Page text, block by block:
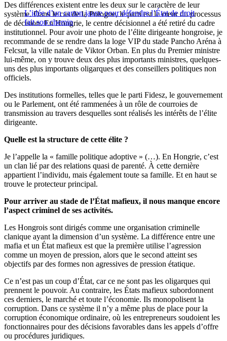
L’idée d’un carton jaune pour défendre l’État de droit
fait son chemin
Des différences existent entre les deux sur le caractère de leur
système. Dans le cas de la Pologne, le parti est le cœur du processus
de décision. En Hongrie, le centre décisionnel a été retiré du cadre
institutionnel. Pour avoir une photo de l’élite dirigeante hongroise, je
recommande de se rendre dans la loge VIP du stade Pancho Aréna à
Felcsut, la ville natale de Viktor Orban. En plus du Premier ministre
lui-même, on y trouve deux des plus importants ministres, quelques-
uns des plus importants oligarques et des conseillers politiques non
officiels.
Des institutions formelles, telles que le parti Fidesz, le gouvernement
ou le Parlement, ont été rammenées à un rôle de courroies de
transmission au travers desquelles sont réalisés les intérêts de l’élite
dirigeante.
Quelle est la structure de cette élite ?
Je l’appelle la « famille politique adoptive » (…). En Hongrie, c’est
un clan lié par des relations quasi de parenté. À cette dernière
appartient l’individu, mais également toute sa famille. Et en haut se
trouve le protecteur principal.
Pour arriver au stade de l’État mafieux, il nous manque encore
l’aspect criminel de ses activités.
Les Hongrois sont dirigés comme une organisation criminelle
clanique ayant la dimension d’un système. La différence entre une
mafia et un État mafieux est que la première utilise l’agression
comme un moyen de pression, alors que le second atteint ses
objectifs par des formes non agressives de pression étatique.
Ce n’est pas un coup d’État, car ce ne sont pas les oligarques qui
prennent le pouvoir. Au contraire, les États mafieux subordonnent
ces derniers, le marché et toute l’économie. Ils monopolisent la
corruption. Dans ce système il n’y a même plus de place pour la
corruption économique ordinaire, où les entrepreneurs soudoient les
fonctionnaires pour des décisions favorables dans les appels d’offre
ou procédures juridiques.